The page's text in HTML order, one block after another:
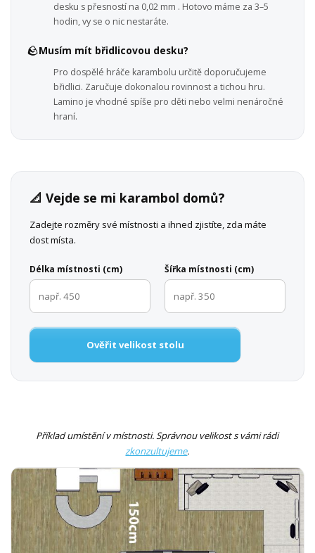
desku s přesností na 0,02 mm . Hotovo máme za 3–5
hodin, vy se o nic nestaráte.
🪨Musím mít břidlicovou desku?
Pro dospělé hráče karambolu určitě doporučujeme
břidlici. Zaručuje dokonalou rovinnost a tichou hru.
Lamino je vhodné spíše pro děti nebo velmi nenáročné
hraní.
📐 Vejde se mi karambol domů?
Zadejte rozměry své místnosti a ihned zjistíte, zda máte
dost místa.
Délka místnosti (cm) Šířka místnosti (cm)
Ověřit velikost stolu
Příklad umístění v místnosti. Správnou velikost s vámi rádi
zkonzultujeme.